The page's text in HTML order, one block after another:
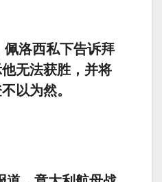
佩洛西私下告诉拜
无法获胜，并将
以为然。